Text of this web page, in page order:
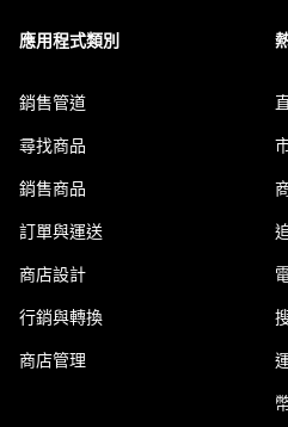
應用程式類別
銷售管道
尋找商品
銷售商品
訂單與運送
商店設計
行銷與轉換
商店管理